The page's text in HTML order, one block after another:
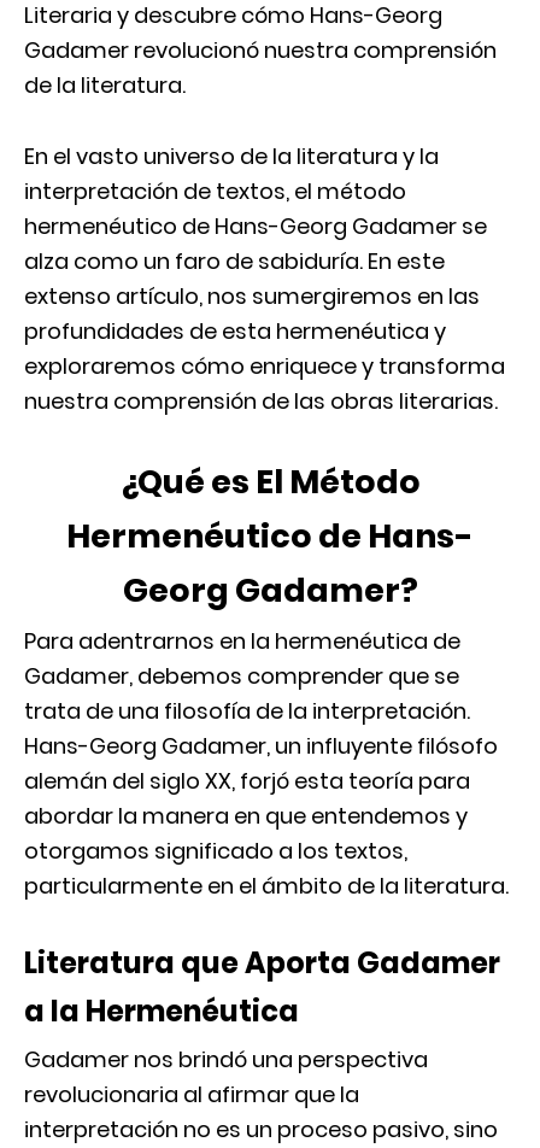
Literaria y descubre cómo Hans-Georg
Gadamer revolucionó nuestra comprensión
de la literatura.
En el vasto universo de la literatura y la
interpretación de textos, el método
hermenéutico de Hans-Georg Gadamer se
alza como un faro de sabiduría. En este
extenso artículo, nos sumergiremos en las
profundidades de esta hermenéutica y
exploraremos cómo enriquece y transforma
nuestra comprensión de las obras literarias.
¿Qué es El Método
Hermenéutico de Hans-
Georg Gadamer?
Para adentrarnos en la hermenéutica de
Gadamer, debemos comprender que se
trata de una filosofía de la interpretación.
Hans-Georg Gadamer, un influyente filósofo
alemán del siglo XX, forjó esta teoría para
abordar la manera en que entendemos y
otorgamos significado a los textos,
particularmente en el ámbito de la literatura.
Literatura que Aporta Gadamer
a la Hermenéutica
Gadamer nos brindó una perspectiva
revolucionaria al afirmar que la
interpretación no es un proceso pasivo, sino